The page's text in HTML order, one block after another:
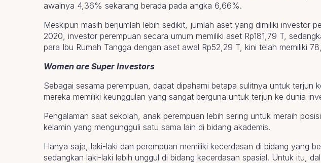
awalnya 4,36% sekarang berada pada angka 6,66%.
Meskipun masih berjumlah lebih sedikit, jumlah aset yang dimiliki investor
2020, investor perempuan secara umum memiliki aset Rp181,79 T,
para Ibu Rumah Tangga dengan aset awal Rp52,29 T, kini telah memiliki
Women are Super Investors
Sebagai sesama perempuan, dapat dipahami betapa sulitnya untuk
mereka memiliki keunggulan yang sangat berguna untuk terjun ke dunia
Pengalaman saat sekolah, anak perempuan lebih sering untuk meraih
kelamin yang mengungguli satu sama lain di bidang akademis.
Hanya saja, laki-laki dan perempuan memiliki kecerdasan di bidang yang
sedangkan laki-laki lebih unggul di bidang kecerdasan spasial. Untuk itu,